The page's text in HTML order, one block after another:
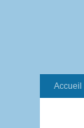
Accueil